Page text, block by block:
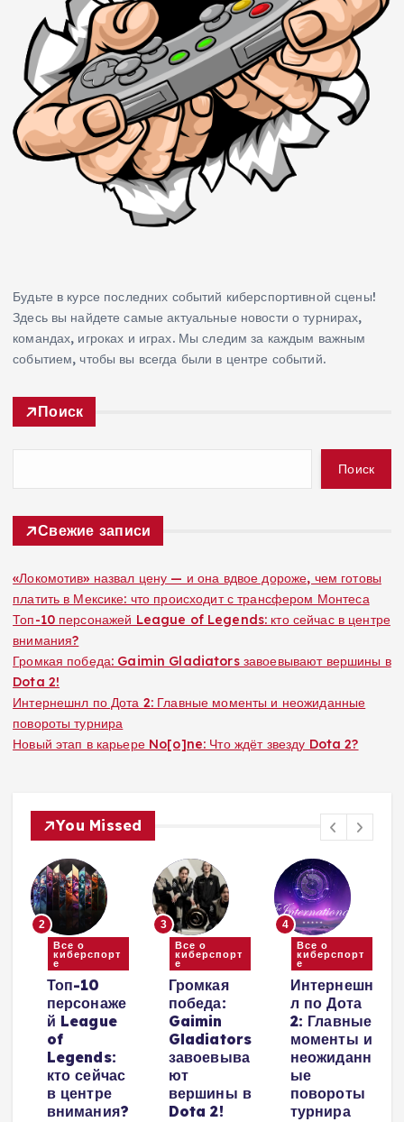
Будьте в курсе последних событий киберспортивной сцены!
Здесь вы найдете самые актуальные новости о турнирах,
командах, игроках и играх. Мы следим за каждым важным
событием, чтобы вы всегда были в центре событий.
Поиск
Поиск
Свежие записи
«Локомотив» назвал цену — и она вдвое дороже, чем готовы
платить в Мексике: что происходит с трансфером Монтеса
Топ-10 персонажей League of Legends: кто сейчас в центре
внимания?
Громкая победа: Gaimin Gladiators завоевывают вершины в
Dota 2!
Интернешнл по Дота 2: Главные моменты и неожиданные
повороты турнира
Новый этап в карьере No[o]ne: Что ждёт звезду Dota 2?
You Missed
2
Все о
киберспорт
е
Топ-10
персонаже
й League
of
Legends:
кто сейчас
в центре
внимания?
3
Все о
киберспорт
е
Громкая
победа:
Gaimin
Gladiators
завоевыва
ют
вершины в
Dota 2!
4
Все о
киберспорт
е
Интернешн
л по Дота
2: Главные
моменты и
неожиданн
ые
повороты
турнира